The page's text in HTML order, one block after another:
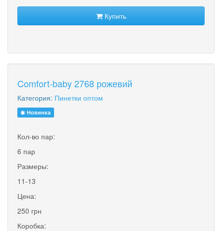
Купить
Comfort-baby 2768 рожевий
Категория: Пинетки оптом
Новинка
Кол-во пар:
6 пар
Размеры:
11-13
Цена:
250 грн
Коробка: